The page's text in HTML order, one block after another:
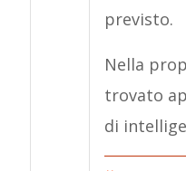
previsto.
Nella
trovato
di